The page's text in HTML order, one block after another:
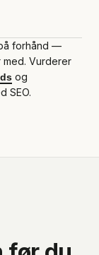
forhånd —
med. Vurderer
og
SEO.